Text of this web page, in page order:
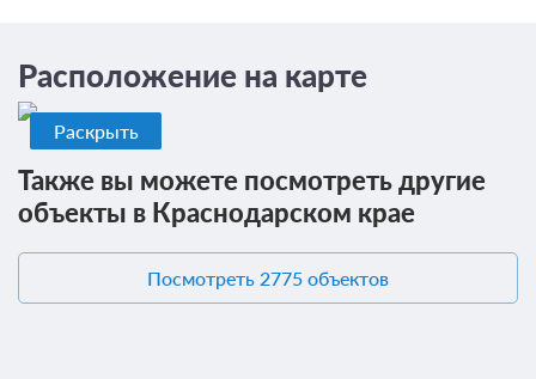
Терраса
Рыбалка и охота
Рыбная ловля
Прачечная / химчистка
Местоположение
Вид на сад
Расположение на карте
Раскрыть
Также вы можете посмотреть другие
объекты в Краснодарском крае
Посмотреть 2775 объектов